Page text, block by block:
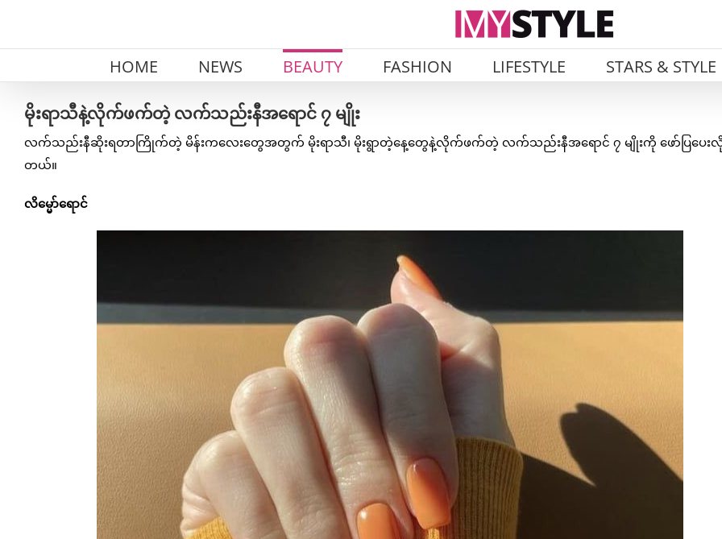
HOME NEWS BEAUTY FASHION LIFESTYLE STARS & STYLE
မိုးရာသီနဲ့လိုက်ဖက်တဲ့ လက်သည်းနီအရောင် ၇ မျိုး
လက်သည်းနီဆိုးရတာကြိုက်တဲ့ မိန်းကလေးတွေအတွက် မိုးရာသီ၊ မိုးရွာတဲ့နေ့တွေနဲ့လိုက်ဖက်တဲ့ လက်သည်းနီအရောင် ၇ မျိုးကို ဖော်ပြပေး
တယ်။
လိမ္မော်ရောင်